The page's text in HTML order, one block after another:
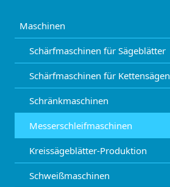
Maschinen
Schärfmaschinen für Sägeblätter
Schärfmaschinen für Kettensägen
Schränkmaschinen
Messerschleifmaschinen
Kreissägeblätter-Produktion
Schweißmaschinen